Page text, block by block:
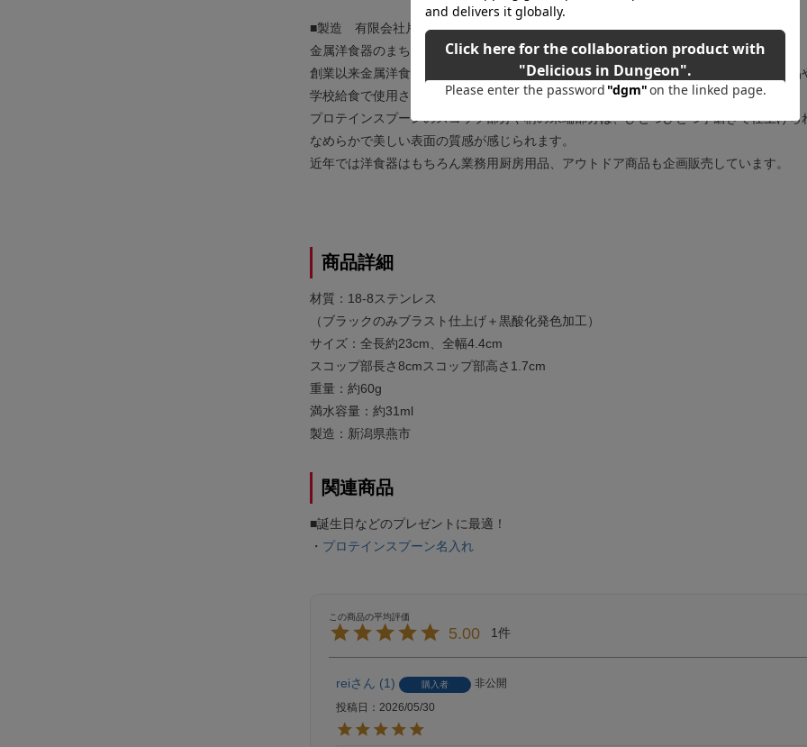
■製造 有限会社片力商事
金属洋食器のまち新潟県燕市にて昭和55年創業。
創業以来金属洋食器の磨き工場をしており、日本全国へ出荷される大手メーカーの製品
学校給食で使用される製品の磨き・製造を手掛けている。
プロテインスプーンのスコップ部分や柄の末端部分は、ひとつひとつ手磨きで仕上げら
なめらかで美しい表面の質感が感じられます。
近年では洋食器はもちろん業務用厨房用品、アウトドア商品も企画販売しています。
商品詳細
材質：18-8ステンレス
（ブラックのみブラスト仕上げ＋黒酸化発色加工）
サイズ：全長約23cm、全幅4.4cm
スコップ部長さ8cmスコップ部高さ1.7cm
重量：約60g
満水容量：約31ml
製造：新潟県燕市
関連商品
■誕生日などのプレゼントに最適！
・ プロテインスプーン名入れ
5.00 1
rei 1 購入者
非公開
投稿日
2026/05/30